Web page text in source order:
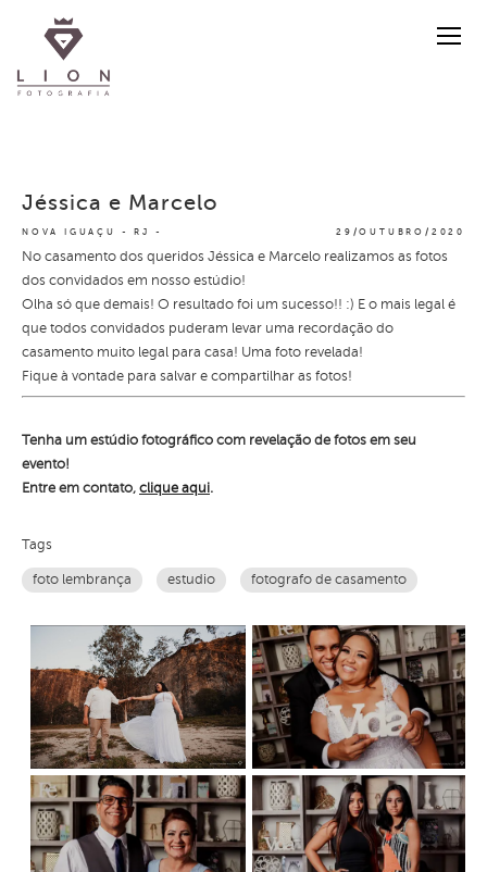
NOVA IGUAÇU - RJ 29/OUTUBRO/2020
Jéssica e Marcelo
No casamento dos queridos Jéssica e Marcelo realizamos as fotos
dos convidados em nosso estúdio!
Olha só que demais! O resultado foi um sucesso!! :) E o mais legal é
que todos convidados puderam levar uma recordação do
casamento muito legal para casa! Uma foto revelada!
Fique à vontade para salvar e compartilhar as fotos!
Tenha um estúdio fotográfico com revelação de fotos em seu
evento!
Entre em contato, clique aqui.
Tags
foto lembrança estudio fotografo de casamento